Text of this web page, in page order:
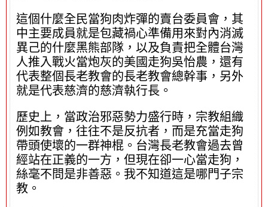
這個什麼全民當狗肉炸彈的賣台委員會，其
中主要成員就是包藏禍心準備用來對內消滅
異己的什麼黑熊部隊，以及負責把全體台灣
人推入戰火當炮灰的美國走狗吳怡農，還有
代表整個長老教會的長老教會總幹事，另外
就是代表慈濟的慈濟執行長。
歷史上，當政治邪惡勢力盛行時，宗教組織
例如教會，往往不是反抗者，而是充當走狗
帶頭使壞的一群神棍。台灣長老教會過去曾
經站在正義的一方，但現在卻一心當走狗，
絲毫不問是非善惡。我不知道這是哪門子宗
教。